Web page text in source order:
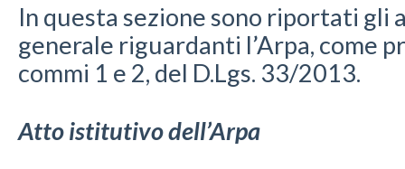
In questa sezione sono riportati gli
generale riguardanti l’Arpa, come
commi 1 e 2, del D.Lgs. 33/2013.
Atto istitutivo dell’Arpa